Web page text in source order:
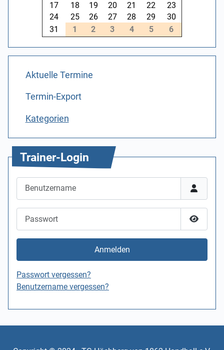
17
18 19 20 21 22
23
24
25 26 27 28 29
30
31
1 2 3 4 5 6
Aktuelle Termine
Termin-Export
Kategorien
Trainer-Login
Anmelden
Passwort vergessen?
Benutzername vergessen?